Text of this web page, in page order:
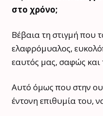
στο χρόνο;
Βέβαια τη στιγμή που
ελαφρόμυαλος,
εαυτός μας, σαφώς και
Αυτό όμως που στην
έντονη επιθυμία του,